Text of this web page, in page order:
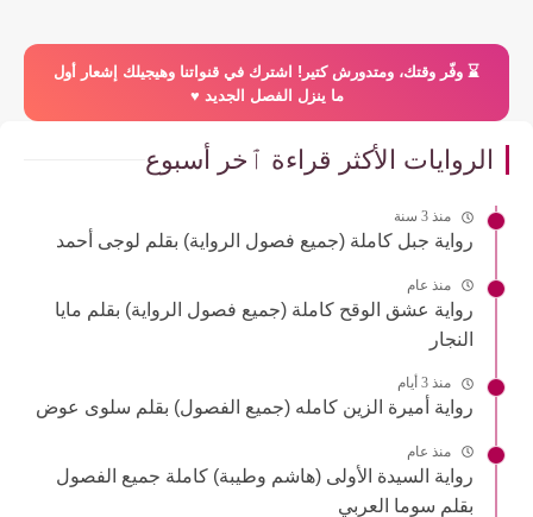
⌛️ وفّر وقتك، ومتدورش كتير! اشترك في قنواتنا وهيجيلك إشعار أول
ما ينزل الفصل الجديد ♥️
الروايات الأكثر قراءة ٱخر أسبوع
منذ 3 سنة
رواية جبل كاملة (جميع فصول الرواية) بقلم لوجى أحمد
منذ عام
رواية عشق الوقح كاملة (جميع فصول الرواية) بقلم مايا
النجار
منذ 3 أيام
رواية أميرة الزين كامله (جميع الفصول) بقلم سلوى عوض
منذ عام
رواية السيدة الأولى (هاشم وطيبة) كاملة جميع الفصول
بقلم سوما العربي